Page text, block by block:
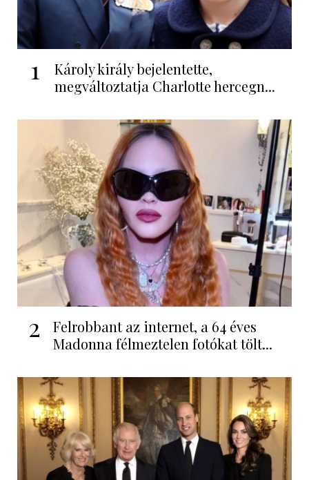
1
Károly király bejelentette,
megváltoztatja Charlotte hercegn...
2
Felrobbant az internet, a 64 éves
Madonna félmeztelen fotókat tölt...